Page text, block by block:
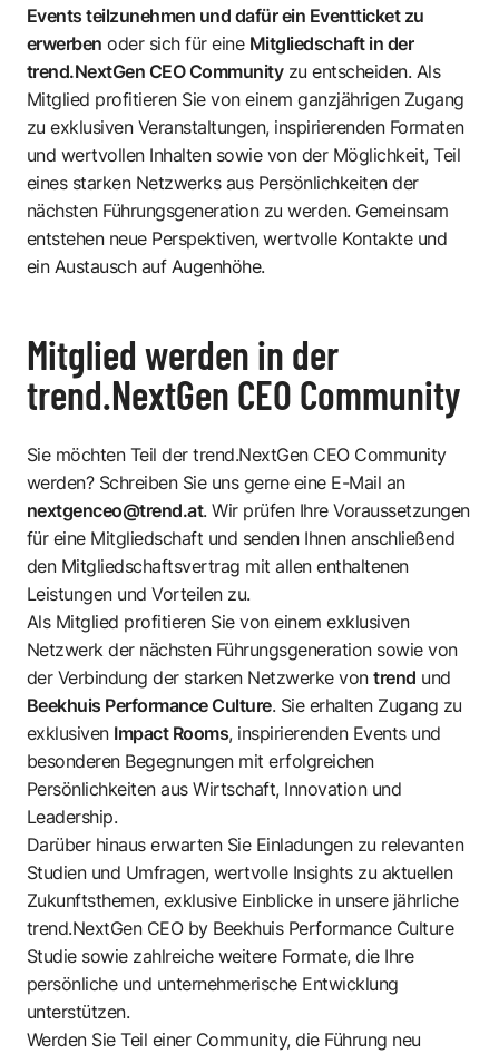
Events teilzunehmen und dafür ein Eventticket zu
erwerben oder sich für eine Mitgliedschaft in der
trend.NextGen CEO Communityzu entscheiden. Als
Mitglied profitieren Sie von einem ganzjährigen Zugang
zu exklusiven Veranstaltungen, inspirierenden Formaten
und wertvollen Inhalten sowie von der Möglichkeit, Teil
eines starken Netzwerks aus Persönlichkeiten der
nächsten Führungsgeneration zu werden. Gemeinsam
entstehen neue Perspektiven, wertvolle Kontakte und
ein Austausch auf Augenhöhe.
Mitglied werden in der
trend.NextGen CEO Community
Sie möchten Teil der trend.NextGen CEO Community
werden? Schreiben Sie uns gerne eine E-Mail an
nextgenceo@trend.at. Wir prüfen Ihre Voraussetzungen
für eine Mitgliedschaft und senden Ihnen anschließend
den Mitgliedschaftsvertrag mit allen enthaltenen
Leistungen und Vorteilen zu.
Als Mitglied profitieren Sie von einem exklusiven
Netzwerk der nächsten Führungsgeneration sowie von
der Verbindung der starken Netzwerke vontrend und
Beekhuis Performance Culture. Sie erhalten Zugang zu
exklusiven Impact Rooms, inspirierenden Events und
besonderen Begegnungen mit erfolgreichen
Persönlichkeiten aus Wirtschaft, Innovation und
Leadership.
Darüber hinaus erwarten Sie Einladungen zu relevanten
Studien und Umfragen, wertvolle Insights zu aktuellen
Zukunftsthemen, exklusive Einblicke in unsere jährliche
trend.NextGen CEO by Beekhuis Performance Culture
Studie sowie zahlreiche weitere Formate, die Ihre
persönliche und unternehmerische Entwicklung
unterstützen.
Werden Sie Teil einer Community, die Führung neu